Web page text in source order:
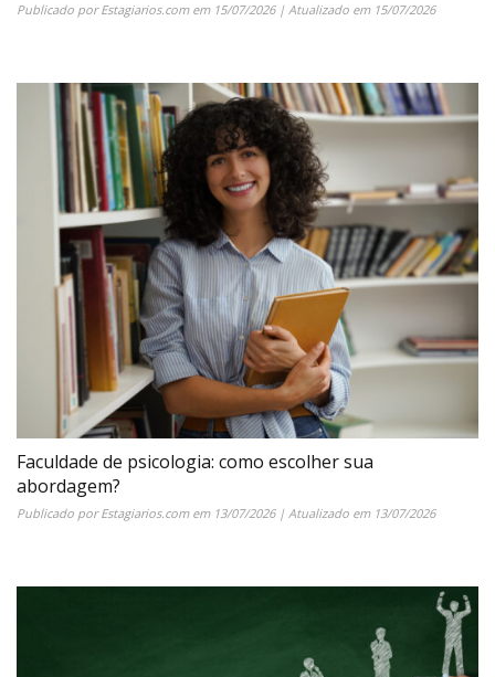
Publicado porEstagiarios.comem 15/07/2026| Atualizado em 15/07/2026
Faculdade de psicologia: como escolher sua
abordagem?
Publicado porEstagiarios.comem 13/07/2026| Atualizado em 13/07/2026